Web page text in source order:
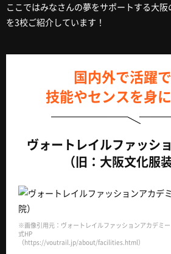
ここではみなさんの夢をサポートする大
を3校ご紹介しています！
国内外で活躍
技能やセンスを身
ヴォートレイルファッシ
（旧：大阪文化服
※画像引用元：ヴォートレイルファッションアカデミ
式HP
（https://voutrail.jp/about/facilities.html）